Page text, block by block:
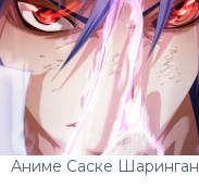
Аниме Саске Шаринган